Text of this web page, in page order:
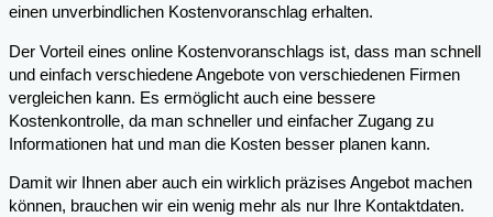
einen unverbindlichen Kostenvoranschlag erhalten.
Der Vorteil eines online Kostenvoranschlags ist, dass man schnell
und einfach verschiedene Angebote von verschiedenen Firmen
vergleichen kann. Es ermöglicht auch eine bessere
Kostenkontrolle, da man schneller und einfacher Zugang zu
Informationen hat und man die Kosten besser planen kann.
Damit wir Ihnen aber auch ein wirklich präzises Angebot machen
können, brauchen wir ein wenig mehr als nur Ihre Kontaktdaten.